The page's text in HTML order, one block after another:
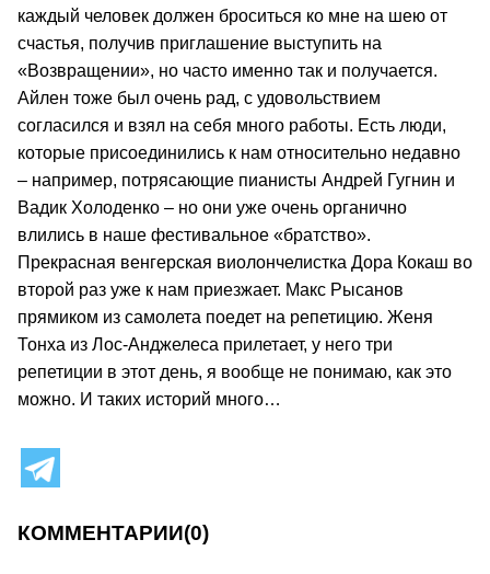
каждый человек должен броситься ко мне на шею от
счастья, получив приглашение выступить на
«Возвращении», но часто именно так и получается.
Айлен тоже был очень рад, с удовольствием
согласился и взял на себя много работы. Есть люди,
которые присоединились к нам относительно недавно
– например, потрясающие пианисты Андрей Гугнин и
Вадик Холоденко – но они уже очень органично
влились в наше фестивальное «братство».
Прекрасная венгерская виолончелистка Дора Кокаш во
второй раз уже к нам приезжает. Макс Рысанов
прямиком из самолета поедет на репетицию. Женя
Тонха из Лос-Анджелеса прилетает, у него три
репетиции в этот день, я вообще не понимаю, как это
можно. И таких историй много…
КОММЕНТАРИИ(0)